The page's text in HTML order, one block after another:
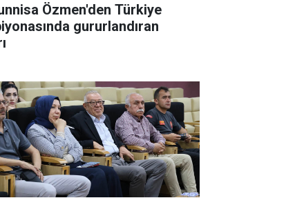
Özmen'den Türkiye
gururlandıran